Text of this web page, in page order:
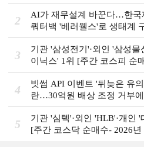
2
AI가 재무설계 바꾼다…한국
쿼터백 '베러웰스'로 생태계
3
기관 '삼성전기'·외인 '삼성물
이닉스' 1위 [주간 코스피 순
월3일~8월7일]
4
빗썸 API 이벤트 '뒤늦은 유
란…30억원 배상 조정 거부
5
기관 '심텍'·외인 'HLB'·개인 '
[주간 코스닥 순매수- 2026년